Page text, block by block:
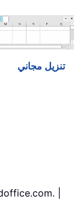
تنزيل مجاني